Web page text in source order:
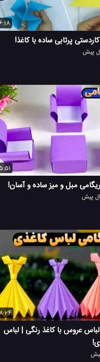
مبل و میز ساده و آسان!
عروس با کاغذ رنگی | لباس